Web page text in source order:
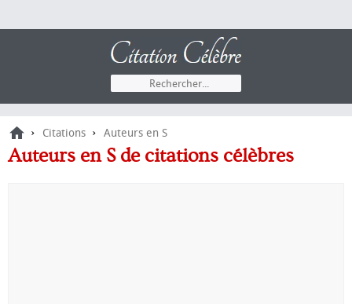
› Citations › Auteurs en S
Auteurs en S de citations célèbres